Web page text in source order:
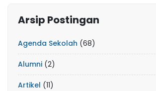
Arsip Postingan
Agenda Sekolah (68)
Alumni (2)
Artikel (11)